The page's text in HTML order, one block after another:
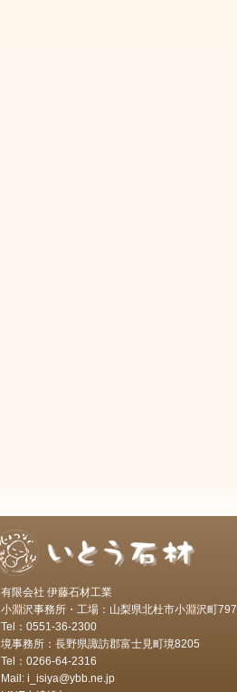
有限会社 伊藤石材工業
小淵沢事務所・工場：山梨県北杜市小淵沢町797
Tel：0551-36-2300
境事務所：長野県諏訪郡富士見町境8205
Tel：0266-64-2316
Mail: i_isiya@ybb.ne.jp